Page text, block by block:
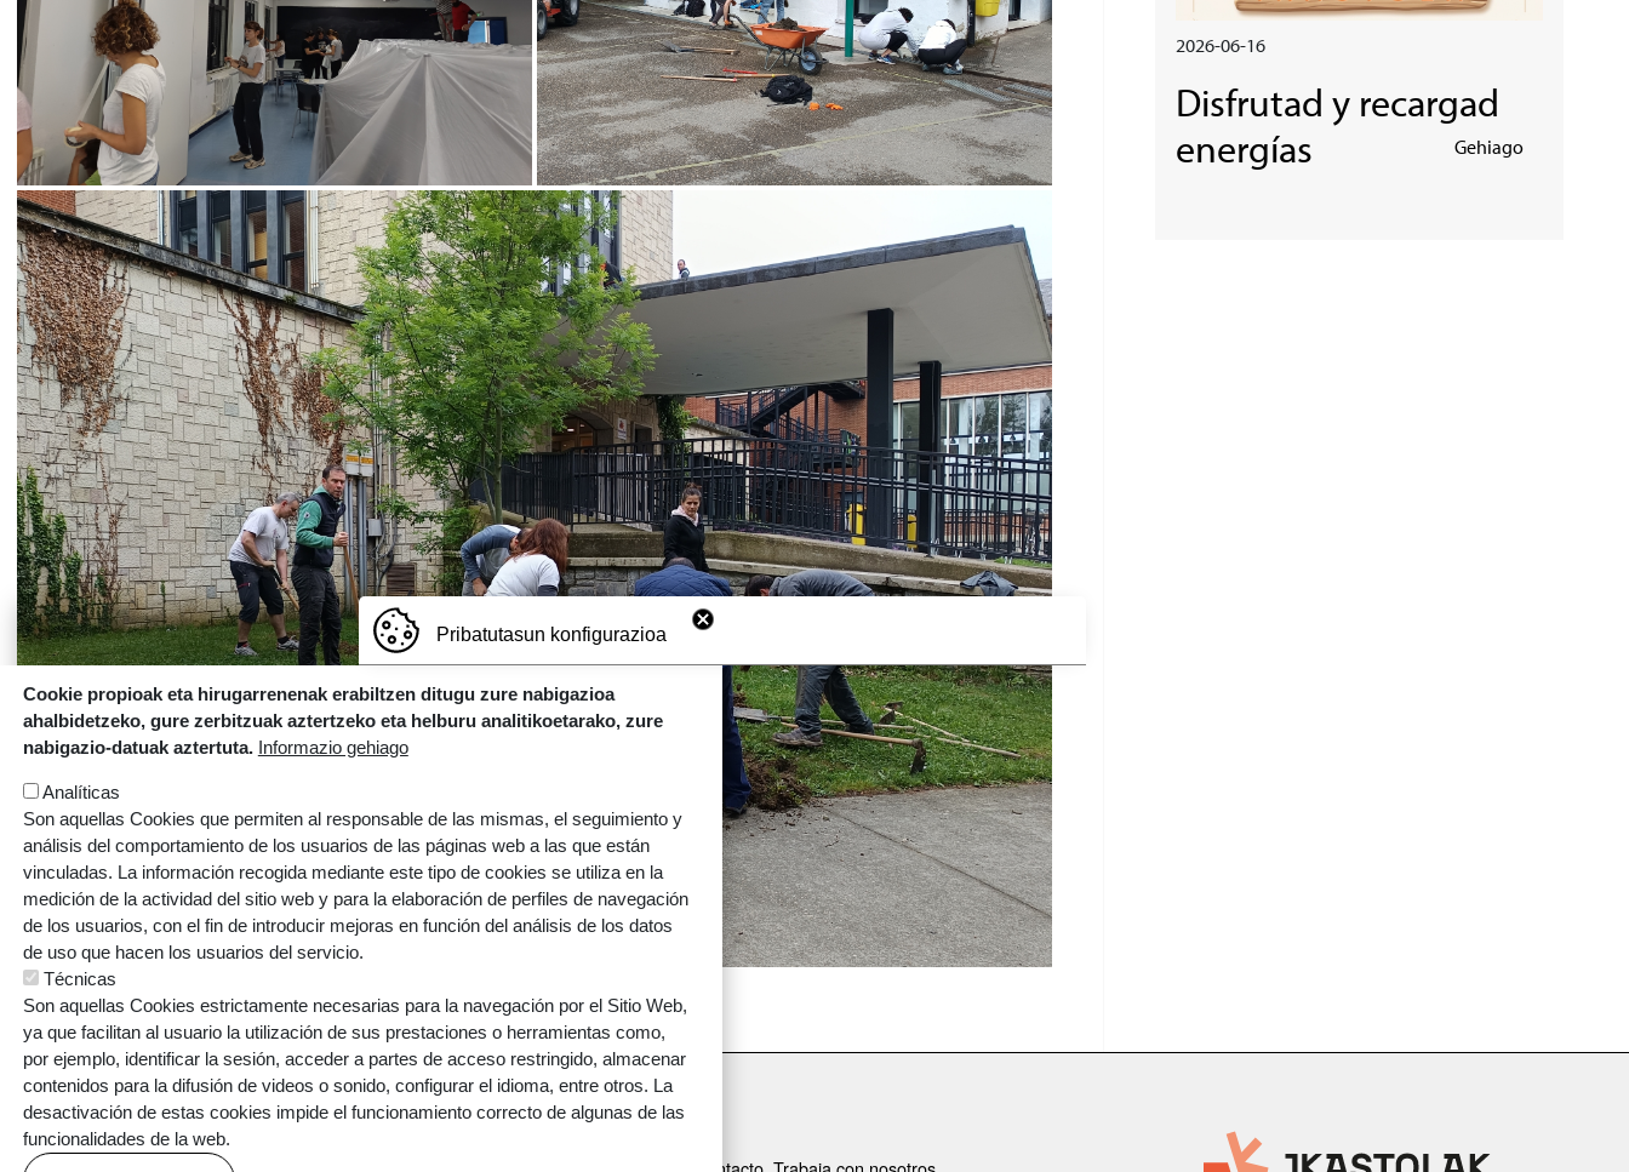
2026-06-16
Disfrutad y recargad
energías
Gehiago
ARMENTIA IKASTOLA, S. COOP.
ORRI-OINA
Pribatutasun konfigurazioa
Cookie propioak eta hirugarrenenak erabiltzen ditugu zure nabigazioa
ahalbidetzeko, gure zerbitzuak aztertzeko eta helburu analitikoetarako, zure
nabigazio-datuak aztertuta. Informazio gehiago
Analíticas
Son aquellas Cookies que permiten al responsable de las mismas, el seguimiento y
análisis del comportamiento de los usuarios de las páginas web a las que están
vinculadas. La información recogida mediante este tipo de cookies se utiliza en la
medición de la actividad del sitio web y para la elaboración de perfiles de navegación
de los usuarios, con el fin de introducir mejoras en función del análisis de los datos
de uso que hacen los usuarios del servicio.
Técnicas
Son aquellas Cookies estrictamente necesarias para la navegación por el Sitio Web,
ya que facilitan al usuario la utilización de sus prestaciones o herramientas como,
por ejemplo, identificar la sesión, acceder a partes de acceso restringido, almacenar
contenidos para la difusión de videos o sonido, configurar el idioma, entre otros. La
desactivación de estas cookies impide el funcionamiento correcto de algunas de las
funcionalidades de la web.